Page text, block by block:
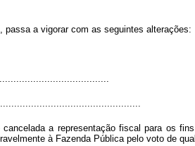
, passa a vigorar com as seguintes alterações:
a representação fiscal para os
à Fazenda Pública pelo voto de